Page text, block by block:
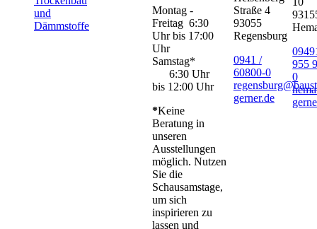
und
Dämmstoffe
Montag -
Freitag 6:30
Uhr bis 17:00
Uhr
Samstag*
6:30 Uhr
bis 12:00 Uhr
*Keine
Beratung in
unseren
Ausstellungen
möglich. Nutzen
Sie die
Schausamstage,
um sich
inspirieren zu
lassen und
Straße 4
93055
Regensburg
0941 /
60800-0
gerner.de
955
0